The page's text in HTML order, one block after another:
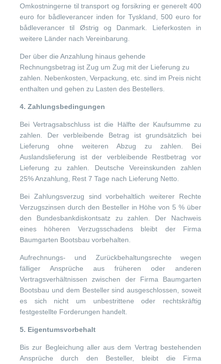
Omkostningerne til transport og forsikring er generelt 400
euro for bådleverancer inden for Tyskland, 500 euro for
bådleverancer til Østrig og Danmark. Lieferkosten in
weitere Länder nach Vereinbarung.
Der über die Anzahlung hinaus gehende
Rechnungsbetrag ist Zug um Zug mit der Lieferung zu
zahlen. Nebenkosten, Verpackung, etc. sind im Preis nicht
enthalten und gehen zu Lasten des Bestellers.
4. Zahlungsbedingungen
Bei Vertragsabschluss ist die Hälfte der Kaufsumme zu
zahlen. Der verbleibende Betrag ist grundsätzlich bei
Lieferung ohne weiteren Abzug zu zahlen. Bei
Auslandslieferung ist der verbleibende Restbetrag vor
Lieferung zu zahlen. Deutsche Vereinskunden zahlen
25% Anzahlung, Rest 7 Tage nach Lieferung Netto.
Bei Zahlungsverzug sind vorbehaltlich weiterer Rechte
Verzugszinsen durch den Besteller in Höhe von 5 % über
den Bundesbankdiskontsatz zu zahlen. Der Nachweis
eines höheren Verzugsschadens bleibt der Firma
Baumgarten Bootsbau vorbehalten.
Aufrechnungs- und Zurückbehaltungsrechte wegen
fälliger Ansprüche aus früheren oder anderen
Vertragsverhältnissen zwischen der Firma Baumgarten
Bootsbau und dem Besteller sind ausgeschlossen, soweit
es sich nicht um unbestrittene oder rechtskräftig
festgestellte Forderungen handelt.
5. Eigentumsvorbehalt
Bis zur Begleichung aller aus dem Vertrag bestehenden
Ansprüche durch den Besteller, bleibt die Firma